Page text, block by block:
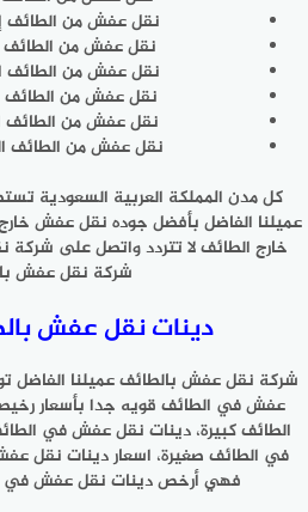
نقل عفش من الطائف
نقل عفش من الطائف
نقل عفش من الطائف
نقل عفش من الطائف
نقل عفش من الطائف
نقل عفش من الطائف
كل مدن المملكة العربية السعودية
عميلنا الفاضل بأفضل جوده نقل عفش
خارج الطائف لا تتردد واتصل على
شركة نقل عفش
دينات نقل عفش
شركة نقل عفش بالطائف عميلنا الفاضل
عفش في الطائف قويه جدا بأسعار
الطائف كبيرة، دينات نقل عفش في
في الطائف صغيرة، اسعار دينات نقل
فهي أرخص دينات نقل عفش في